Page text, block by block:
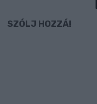
SZÓLJ HOZZÁ!